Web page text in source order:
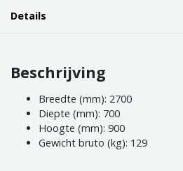
Details
Beschrijving
Breedte (mm): 2700
Diepte (mm): 700
Hoogte (mm): 900
Gewicht bruto (kg): 129